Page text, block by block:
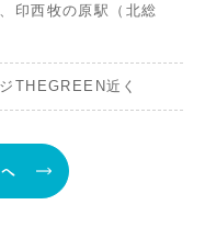
印西牧の原駅（北総
THEGREEN近く